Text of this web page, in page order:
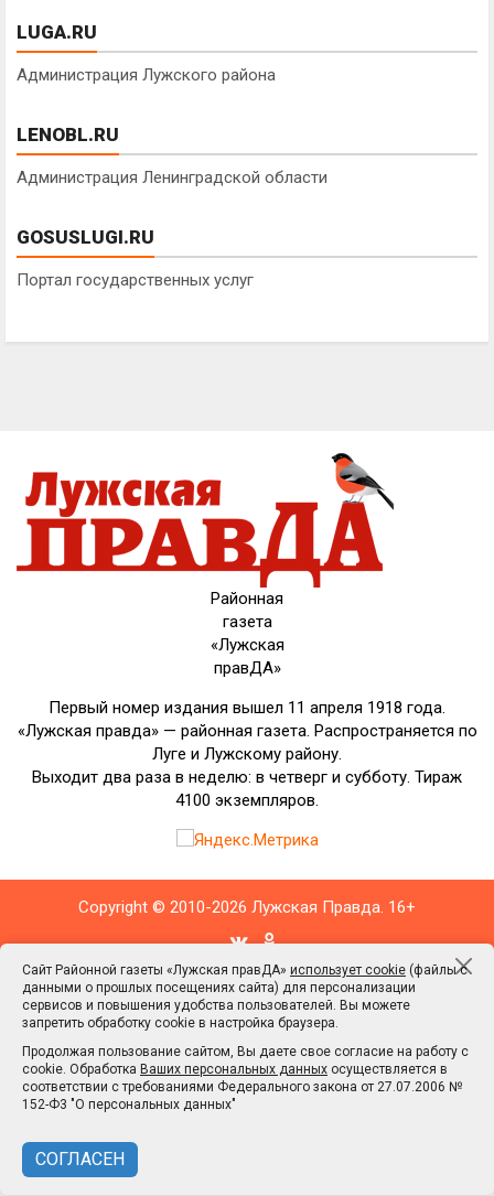
LUGA.RU
Администрация Лужского района
LENOBL.RU
Администрация Ленинградской области
GOSUSLUGI.RU
Портал государственных услуг
Районная
газета
«Лужская
правДА»
Первый номер издания вышел 11 апреля 1918 года.
«Лужская правда» — районная газета. Распространяется по
Луге и Лужскому району.
Выходит два раза в неделю: в четверг и субботу. Тираж
4100 экземпляров.
Copyright © 2010-2026 Лужская Правда. 16+
Сайт Районной газеты «Лужская правДА»использует cookie (файлы с
данными о прошлых посещениях сайта) для персонализации сервисов
и повышения удобства пользователей. Вы можете запретить обработку
cookie в настройка браузера.
Продолжая пользование сайтом, Вы даете свое согласие на работу с
152-Ф3 "О персональных данных"
Сайт Районной газеты «Лужская правДА» использует cookie (файлы с
данными о прошлых посещениях сайта) для персонализации
сервисов и повышения удобства пользователей. Вы можете
запретить обработку cookie в настройка браузера.
Продолжая пользование сайтом, Вы даете свое согласие на работу с
cookie. Обработка Ваших персональных данных осуществляется в
соответствии с требованиями Федерального закона от 27.07.2006 №
152-Ф3 "О персональных данных"
СОГЛАСЕН